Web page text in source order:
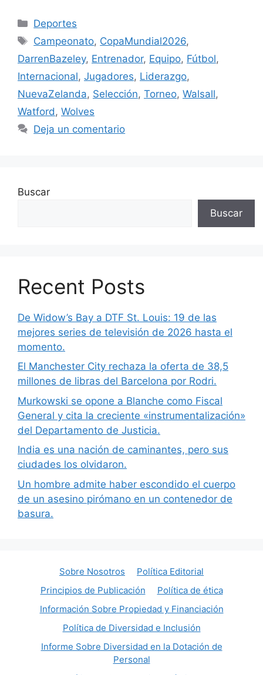
Categorías
Deportes
Etiquetas
Campeonato, CopaMundial2026,
DarrenBazeley, Entrenador, Equipo, Fútbol,
Internacional, Jugadores, Liderazgo,
NuevaZelanda, Selección, Torneo, Walsall,
Watford , Wolves
Deja un comentario
Buscar
Buscar
Recent Posts
De Widow’s Bay a DTF St. Louis: 19 de las
mejores series de televisión de 2026 hasta el
momento.
El Manchester City rechaza la oferta de 38,5
millones de libras del Barcelona por Rodri.
Murkowski se opone a Blanche como Fiscal
General y cita la creciente «instrumentalización»
del Departamento de Justicia.
India es una nación de caminantes, pero sus
ciudades los olvidaron.
Un hombre admite haber escondido el cuerpo
de un asesino pirómano en un contenedor de
basura.
Sobre Nosotros
Política Editorial
Principios de Publicación
Política de ética
Información Sobre Propiedad y Financiación
Política de Diversidad e Inclusión
Informe Sobre Diversidad en la Dotación de
Personal